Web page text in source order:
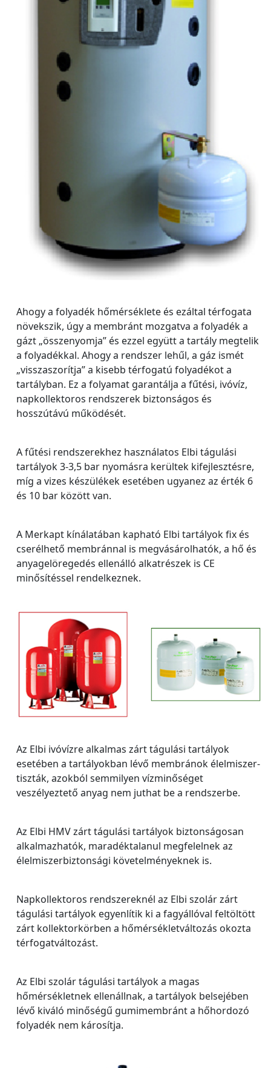
Ahogy a folyadék hőmérséklete és ezáltal térfogata
növekszik, úgy a membránt mozgatva a folyadék a
gázt „összenyomja” és ezzel együtt a tartály megtelik
a folyadékkal. Ahogy a rendszer lehűl, a gáz ismét
„visszaszorítja” a kisebb térfogatú folyadékot a
tartályban. Ez a folyamat garantálja a fűtési, ivóvíz,
napkollektoros rendszerek biztonságos és
hosszútávú működését.
A fűtési rendszerekhez használatos Elbi tágulási
tartályok 3-3,5 bar nyomásra kerültek kifejlesztésre,
míg a vizes készülékek esetében ugyanez az érték 6
és 10 bar között van.
A Merkapt kínálatában kapható Elbi tartályok fix és
cserélhető membránnal is megvásárolhatók, a hő és
anyagelöregedés ellenálló alkatrészek is CE
minősítéssel rendelkeznek.
Az Elbi ivóvízre alkalmas zárt tágulási tartályok
esetében a tartályokban lévő membránok élelmiszer-
tiszták, azokból semmilyen vízminőséget
veszélyeztető anyag nem juthat be a rendszerbe.
Az Elbi HMV zárt tágulási tartályok biztonságosan
alkalmazhatók, maradéktalanul megfelelnek az
élelmiszerbiztonsági követelményeknek is.
Napkollektoros rendszereknél az Elbi szolár zárt
tágulási tartályok egyenlítik ki a fagyállóval feltöltött
zárt kollektorkörben a hőmérsékletváltozás okozta
térfogatváltozást.
Az Elbi szolár tágulási tartályok a magas
hőmérsékletnek ellenállnak, a tartályok belsejében
lévő kiváló minőségű gumimembránt a hőhordozó
folyadék nem károsítja.